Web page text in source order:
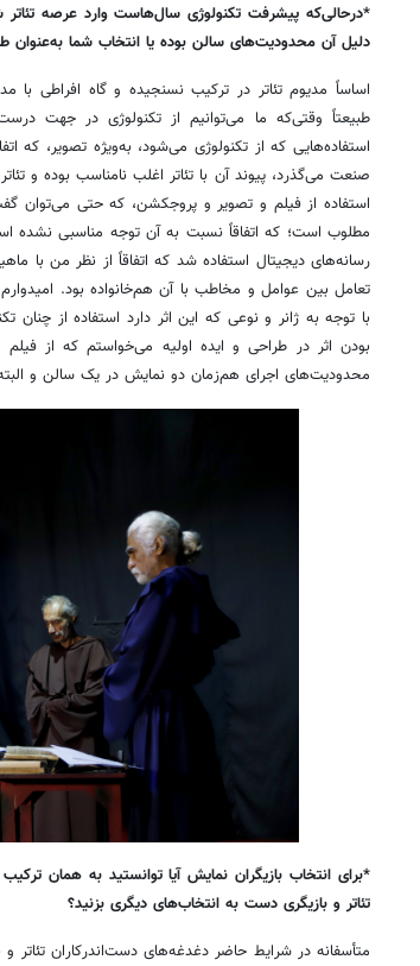
*درحالی‌که پیشرفت تکنولوژی سال‌هاست وارد عرصه تئاتر
دلیل آن محدودیت‌های سالن بوده یا انتخاب شما به‌عنوان
اساساً مدیوم تئاتر در ترکیب نسنجیده و گاه افراطی
طبیعتاً وقتی‌که ما می‌توانیم از تکنولوژی در جهت
استفاده‌هایی که از تکنولوژی می‌شود، به‌ویژه تصویر،
صنعت می‌گذرد، پیوند آن با تئاتر اغلب نامناسب بوده و
استفاده از فیلم و تصویر و پروجکشن، که حتی می‌توان گفت
مطلوب است؛ که اتفاقاً نسبت به آن توجه مناسبی نشده
رسانه‌های دیجیتال استفاده شد که اتفاقاً از نظر من با
تعامل بین عوامل و مخاطب با آن هم‌خانواده بود.
با توجه به ژانر و نوعی که این اثر دارد استفاده از چنان
بودن اثر در طراحی و ایده اولیه می‌خواستم که از
محدودیت‌های اجرای هم‌زمان دو نمایش در یک سالن و
*برای انتخاب بازیگران نمایش آیا توانستید به همان
تئاتر و بازیگری دست به انتخاب‌های دیگری بزنید؟
متأسفانه در شرایط حاضر دغدغه‌های دست‌اندرکاران تئاتر